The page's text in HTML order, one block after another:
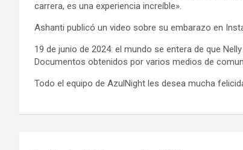
carrera, es una experiencia increíble».
Ashanti publicó un video sobre su embarazo en
19 de junio de 2024: el mundo se entera de que
Documentos obtenidos por varios medios de
Todo el equipo de AzulNight les desea mucha